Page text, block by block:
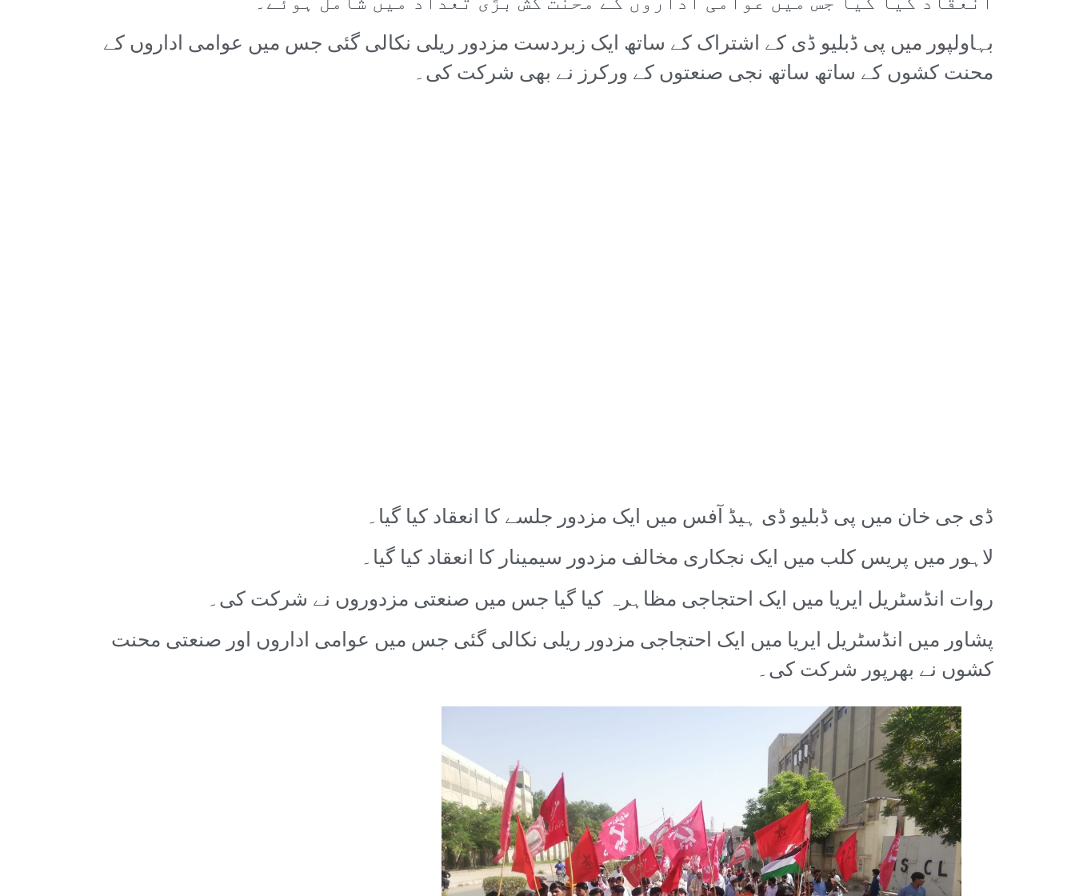
بہاولپور میں پی ڈبلیو ڈی کے اشتراک کے ساتھ ایک زبردست مزدور ریلی نکالی گئی جس میں عوامی اداروں کے
محنت کشوں کے ساتھ ساتھ نجی صنعتوں کے ورکرز نے بھی شرکت کی۔
ڈی جی خان میں پی ڈبلیو ڈی ہیڈ آفس میں ایک مزدور جلسے کا انعقاد کیا گیا۔
لاہور میں پریس کلب میں ایک نجکاری مخالف مزدور سیمینار کا انعقاد کیا گیا۔
روات انڈسٹریل ایریا میں ایک احتجاجی مظاہرہ کیا گیا جس میں صنعتی مزدوروں نے شرکت کی۔
پشاور میں انڈسٹریل ایریا میں ایک احتجاجی مزدور ریلی نکالی گئی جس میں عوامی اداروں اور صنعتی محنت
کشوں نے بھرپور شرکت کی۔